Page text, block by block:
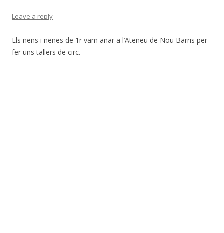
Leave a reply
Els nens i nenes de 1r vam anar a l’Ateneu de Nou Barris per
fer uns tallers de circ.